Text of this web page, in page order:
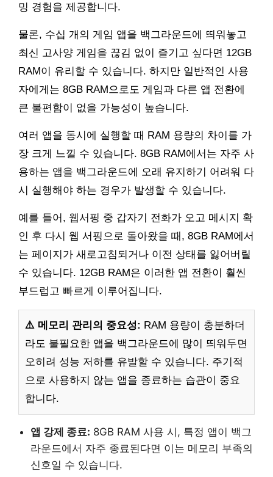
밍 경험을 제공합니다.
물론, 수십 개의 게임 앱을 백그라운드에 띄워놓고
최신 고사양 게임을 끊김 없이 즐기고 싶다면 12GB
RAM이 유리할 수 있습니다. 하지만 일반적인 사용
자에게는 8GB RAM으로도 게임과 다른 앱 전환에
큰 불편함이 없을 가능성이 높습니다.
여러 앱을 동시에 실행할 때 RAM 용량의 차이를 가
장 크게 느낄 수 있습니다. 8GB RAM에서는 자주 사
용하는 앱을 백그라운드에 오래 유지하기 어려워 다
시 실행해야 하는 경우가 발생할 수 있습니다.
예를 들어, 웹서핑 중 갑자기 전화가 오고 메시지 확
인 후 다시 웹 서핑으로 돌아왔을 때, 8GB RAM에서
는 페이지가 새로고침되거나 이전 상태를 잃어버릴
수 있습니다. 12GB RAM은 이러한 앱 전환이 훨씬
부드럽고 빠르게 이루어집니다.
⚠️ 메모리 관리의 중요성: RAM 용량이 충분하더
라도 불필요한 앱을 백그라운드에 많이 띄워두면
오히려 성능 저하를 유발할 수 있습니다. 주기적
으로 사용하지 않는 앱을 종료하는 습관이 중요
합니다.
앱 강제 종료: 8GB RAM 사용 시, 특정 앱이 백그
라운드에서 자주 종료된다면 이는 메모리 부족의
신호일 수 있습니다.